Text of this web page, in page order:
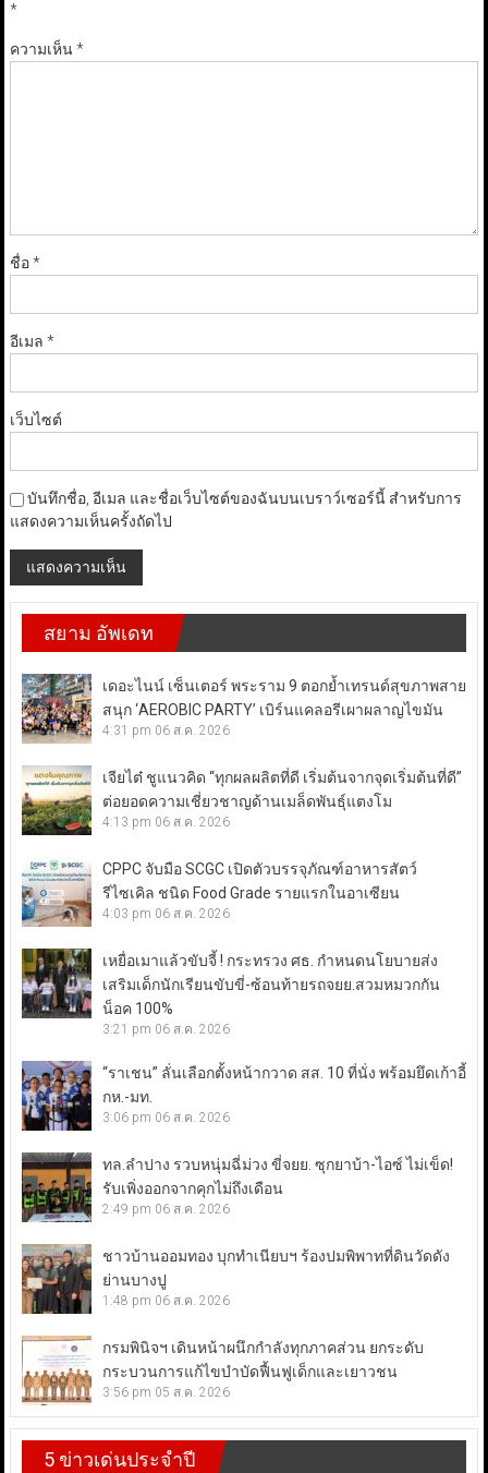
*
ความเห็น*
ชื่อ*
อีเมล *
เว็บไซต์
บันทึกชื่อ, อีเมล และชื่อเว็บไซต์ของฉันบนเบราว์เซอร์นี้ สำหรับการ
แสดงความเห็นครั้งถัดไป
สยาม อัพเดท
เดอะไนน์ เซ็นเตอร์ พระราม 9 ตอกย้ำเทรนด์สุขภาพสาย
สนุก ‘AEROBIC PARTY’ เบิร์นแคลอรีเผาผลาญไขมัน
4:31 pm 06 ส.ค. 2026
เจียไต๋ ชูแนวคิด “ทุกผลผลิตที่ดี เริ่มต้นจากจุดเริ่มต้นที่ดี”
ต่อยอดความเชี่ยวชาญด้านเมล็ดพันธุ์แตงโม
4:13 pm 06 ส.ค. 2026
CPPC จับมือ SCGC เปิดตัวบรรจุภัณฑ์อาหารสัตว์
รีไซเคิล ชนิด Food Grade รายแรกในอาเซียน
4:03 pm 06 ส.ค. 2026
เหยื่อเมาแล้วขับจี้ ! กระทรวง ศธ. กำหนดนโยบายส่ง
เสริมเด็กนักเรียนขับขี่-ซ้อนท้ายรถจยย.สวมหมวกกัน
น็อค 100%
3:21 pm 06 ส.ค. 2026
“ราเชน” ลั่นเลือกตั้งหน้ากวาด สส. 10 ที่นั่ง พร้อมยึดเก้าอี้
กห.-มท.
3:06 pm 06 ส.ค. 2026
ทล.ลำปาง รวบหนุ่มฉี่ม่วง ขี่จยย. ซุกยาบ้า-ไอซ์ ไม่เข็ด!
รับเพิ่งออกจากคุกไม่ถึงเดือน
2:49 pm 06 ส.ค. 2026
ชาวบ้านออมทอง บุกทำเนียบฯ ร้องปมพิพาทที่ดินวัดดัง
ย่านบางปู
1:48 pm 06 ส.ค. 2026
กรมพินิจฯ เดินหน้าผนึกกำลังทุกภาคส่วน ยกระดับ
กระบวนการแก้ไขบำบัดฟื้นฟูเด็กและเยาวชน
3:56 pm 05 ส.ค. 2026
5 ข่าวเด่นประจำปี